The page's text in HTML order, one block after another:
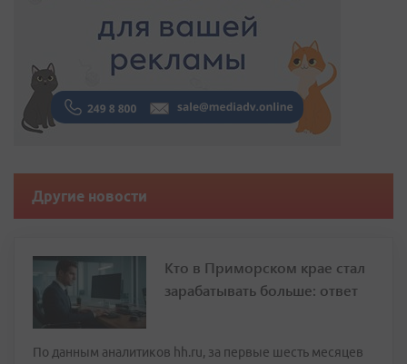
Другие новости
Кто в Приморском крае стал
зарабатывать больше: ответ
По данным аналитиков hh.ru, за первые шесть месяцев